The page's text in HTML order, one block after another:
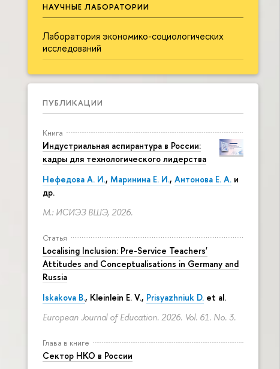
НАУЧНЫЕ ЛАБОРАТОРИИ
Лаборатория экономико-социологических
исследований
ПУБЛИКАЦИИ
Книга
Индустриальная аспирантура в России:
кадры для технологического лидерства
Нефедова А. И., Маринина Е. И., Антонова Е. А. и
др.
М.: ИСИЭЗ ВШЭ, 2026.
Статья
Localising Inclusion: Pre-Service Teachers'
Attitudes and Conceptualisations in Germany and
Russia
Iskakova B., Kleinlein E. V., Prisyazhniuk D. et al.
European Journal of Education. 2026. Vol. 61. No. 3.
Глава в книге
Сектор НКО в России